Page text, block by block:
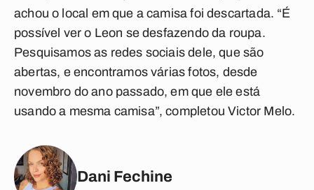
achou o local em que a camisa foi descartada. “É
possível ver o Leon se desfazendo da roupa.
Pesquisamos as redes sociais dele, que são
abertas, e encontramos várias fotos, desde
novembro do ano passado, em que ele está
usando a mesma camisa”, completou Victor Melo.
Dani Fechine